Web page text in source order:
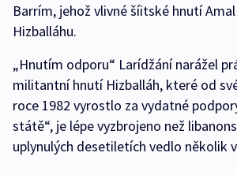
Barrím, jehož vlivné šíitské hnutí
Hizballáhu.
„Hnutím odporu“ Larídžání narážel
militantní hnutí Hizballáh, které od
roce 1982 vyrostlo za vydatné
státě“, je lépe vyzbrojeno než
uplynulých desetiletích vedlo několik